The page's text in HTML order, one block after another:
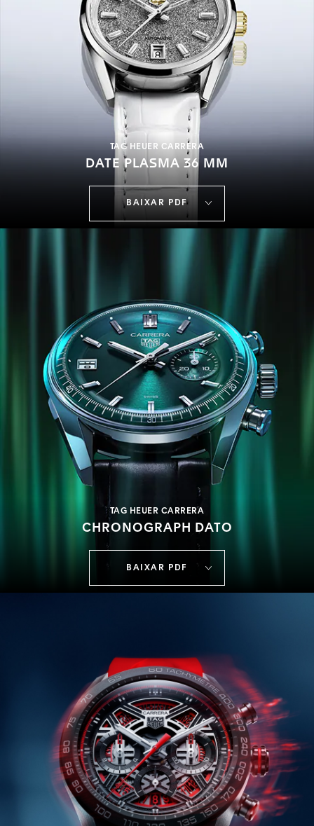
TAG HEUER CARRERA
DATE PLASMA 36 MM
BAIXAR PDF
TAG HEUER CARRERA
CHRONOGRAPH DATO
BAIXAR PDF